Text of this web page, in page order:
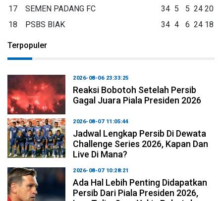
17
SEMEN PADANG FC 34 5 5 24 20
18
PSBS BIAK 34 4 6 24 18
Terpopuler
2026-08-06 23:33:25
Reaksi Bobotoh Setelah Persib
Gagal Juara Piala Presiden 2026
2026-08-07 11:05:44
Jadwal Lengkap Persib Di Dewata
Challenge Series 2026, Kapan Dan
Live Di Mana?
2026-08-07 10:28:21
Ada Hal Lebih Penting Didapatkan
Persib Dari Piala Presiden 2026,